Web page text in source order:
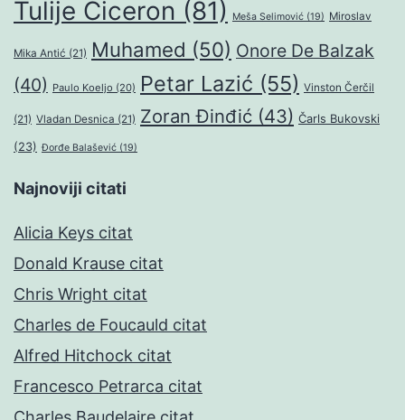
Tulije Ciceron (81) Meša Selimović (19) Miroslav
Mika Antić (21) Muhamed (50) Onore De Balzak
(40) Paulo Koeljo (20) Petar Lazić (55) Vinston Čerčil
(21) Vladan Desnica (21) Zoran Đinđić (43) Čarls Bukovski
(23) Đorđe Balašević (19)
Najnoviji citati
Alicia Keys citat
Donald Krause citat
Chris Wright citat
Charles de Foucauld citat
Alfred Hitchock citat
Francesco Petrarca citat